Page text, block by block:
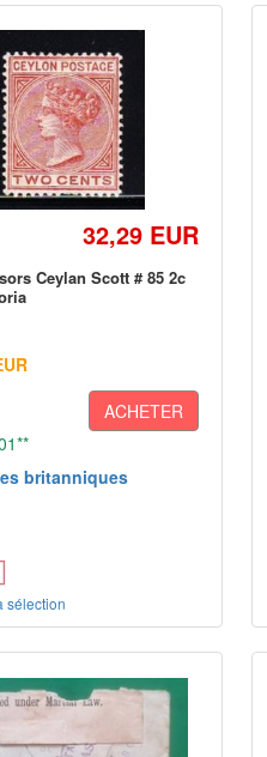
32,29 EUR
Ceylan Scott # 85 2c
ACHETER
britanniques
sélection